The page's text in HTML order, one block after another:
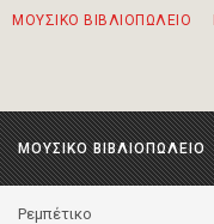
ΜΟΥΣΙΚΟ ΒΙΒΛΙΟΠΩΛΕΙΟ
ΜΟΥΣΙΚΟ ΒΙΒΛΙΟΠΩΛΕΙΟ
Ρεμπέτικο